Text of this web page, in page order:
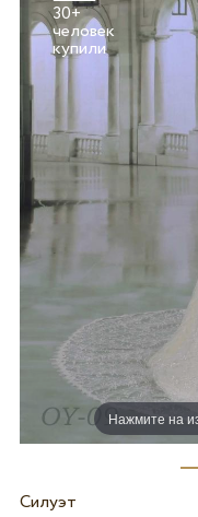
Нажмите на
30+
человек
купили
Силуэт